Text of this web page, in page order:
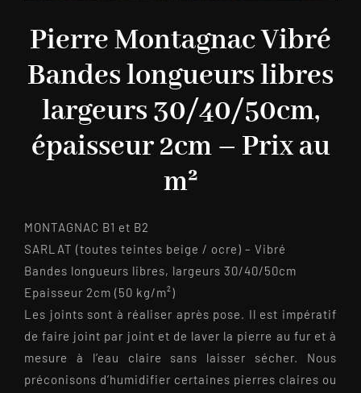
Pierre Montagnac Vibré
Bandes longueurs libres
largeurs 30/40/50cm,
épaisseur 2cm – Prix au
m²
MONTAGNAC B1 et B2
SARLAT (toutes teintes beige / ocre) – Vibré
Bandes longueurs libres, largeurs 30/40/50cm
Epaisseur 2cm (50 kg/m²)
Les joints sont à réaliser après pose. Il est impératif
de faire joint par joint et de laver la pierre au fur et à
mesure à l’eau claire sans laisser sécher. Nous
préconisons d’humidifier certaines pierres claires ou